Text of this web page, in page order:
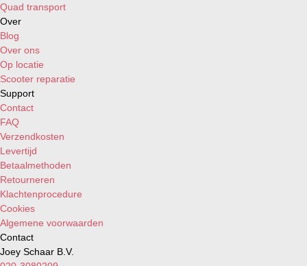
Quad transport
Over
Blog
Over ons
Op locatie
Scooter reparatie
Support
Contact
FAQ
Verzendkosten
Levertijd
Betaalmethoden
Retourneren
Klachtenprocedure
Cookies
Algemene voorwaarden
Contact
Joey Schaar B.V.